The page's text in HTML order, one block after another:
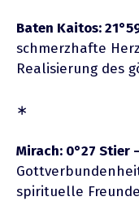
Baten Kaitos:
schmerzhafte
Realisierung des
∗
Mirach: 0°27
spirituelle